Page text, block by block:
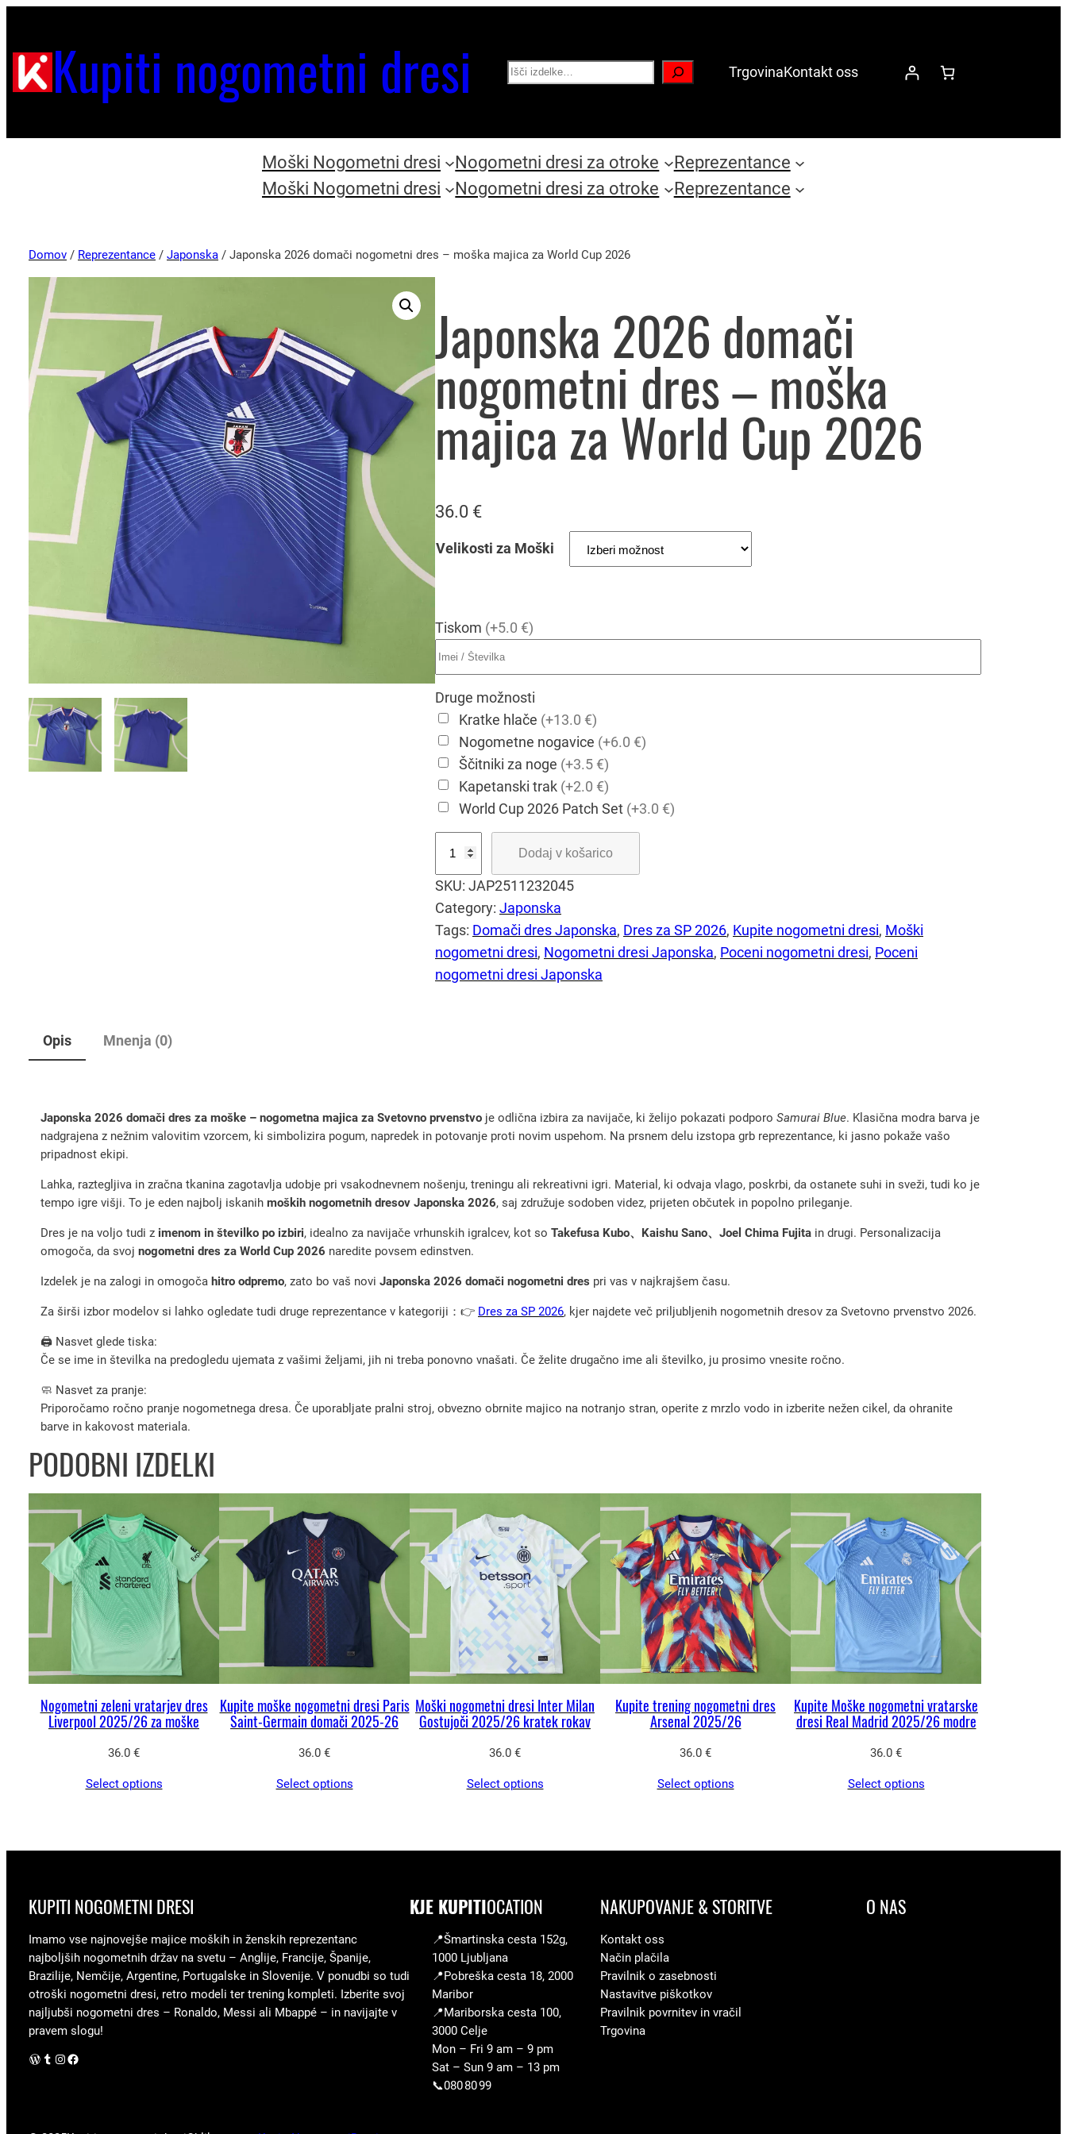
Kupiti nogometni dresi Search TrgovinaKontakt oss
Moški Nogometni dresi Nogometni dresi za otroke
Reprezentance
Moški Nogometni dresi
Nogometni dresi za otroke Reprezentance
Domov / Reprezentance / Japonska / Japonska 2026 domači nogometni dres – moška majica za World Cup 2026
Japonska 2026 domači
nogometni dres – moška
majica za World Cup 2026
36.0 €
Velikosti za Moški
Tiskom (+5.0 €)
Druge možnosti
Kratke hlače (+13.0 €)
Nogometne nogavice (+6.0 €)
Ščitniki za noge (+3.5 €)
Kapetanski trak (+2.0 €)
World Cup 2026 Patch Set (+3.0 €)
p
o
n
s
k
o
č
n
g
o
s
m
o
a
j
i
d
C
u
p
2
0
2
6
Dodaj v košarico
SKU: JAP2511232045
Category: Japonska
Tags: Domači dres Japonska, Dres za SP 2026, Kupite nogometni dresi, Moški
nogometni dresi, Nogometni dresi Japonska, Poceni nogometni dresi, Poceni
nogometni dresi Japonska
Opis Mnenja (0)
Japonska 2026 domači dres za moške – nogometna majica za Svetovno prvenstvo je odlična izbira za navijače, ki želijo pokazati podporo Samurai Blue. Klasična modra barva je
nadgrajena z nežnim valovitim vzorcem, ki simbolizira pogum, napredek in potovanje proti novim uspehom. Na prsnem delu izstopa grb reprezentance, ki jasno pokaže vašo
pripadnost ekipi.
Lahka, raztegljiva in zračna tkanina zagotavlja udobje pri vsakodnevnem nošenju, treningu ali rekreativni igri. Material, ki odvaja vlago, poskrbi, da ostanete suhi in sveži, tudi ko je
tempo igre višji. To je eden najbolj iskanih moških nogometnih dresov Japonska 2026, saj združuje sodoben videz, prijeten občutek in popolno prileganje.
Dres je na voljo tudi z imenom in številko po izbiri, idealno za navijače vrhunskih igralcev, kot so Takefusa Kubo、Kaishu Sano、Joel Chima Fujita in drugi. Personalizacija
omogoča, da svoj nogometni dres za World Cup 2026 naredite povsem edinstven.
Izdelek je na zalogi in omogoča hitro odpremo, zato bo vaš novi Japonska 2026 domači nogometni dres pri vas v najkrajšem času.
Za širši izbor modelov si lahko ogledate tudi druge reprezentance v kategoriji：👉 Dres za SP 2026, kjer najdete več priljubljenih nogometnih dresov za Svetovno prvenstvo 2026.
🖨️ Nasvet glede tiska:
Če se ime in številka na predogledu ujemata z vašimi željami, jih ni treba ponovno vnašati. Če želite drugačno ime ali številko, ju prosimo vnesite ročno.
🧼 Nasvet za pranje:
Priporočamo ročno pranje nogometnega dresa. Če uporabljate pralni stroj, obvezno obrnite majico na notranjo stran, operite z mrzlo vodo in izberite nežen cikel, da ohranite
barve in kakovost materiala.
PODOBNI IZDELKI
Nogometni zeleni vratarjev dres
Liverpool 2025/26 za moške
36.0 €
Select options
Kupite moške nogometni dresi Paris
Saint-Germain domači 2025-26
36.0 €
Select options
Moški nogometni dresi Inter Milan
Gostujoči 2025/26 kratek rokav
36.0 €
Select options
Kupite trening nogometni dres
Arsenal 2025/26
36.0 €
Select options
Kupite Moške nogometni vratarske
dresi Real Madrid 2025/26 modre
36.0 €
Select options
KUPITI NOGOMETNI DRESI
Imamo vse najnovejše majice moških in ženskih reprezentanc
najboljših nogometnih držav na svetu – Anglije, Francije, Španije,
Brazilije, Nemčije, Argentine, Portugalske in Slovenije. V ponudbi so tudi
otroški nogometni dresi, retro modeli ter trening kompleti. Izberite svoj
najljubši nogometni dres – Ronaldo, Messi ali Mbappé – in navijajte v
pravem slogu!
WordPress Instagram Facebook
KJE KUPITIOCATION
📍Šmartinska cesta 152g,
1000 Ljubljana
📍Pobreška cesta 18, 2000
Maribor
📍Mariborska cesta 100,
3000 Celje
Mon – Fri 9 am – 9 pm
Sat – Sun 9 am – 13 pm
📞080 80 99
NAKUPOVANJE & STORITVE
Kontakt oss
Način plačila
Pravilnik o zasebnosti
Nastavitve piškotkov
Pravilnik povrnitev in vračil
Trgovina
O NAS